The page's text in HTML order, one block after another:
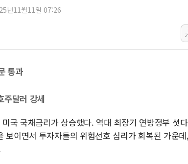
[사진] 이슬람 수니파 3개국, 공동방위협정 체
뉴욕증시 개장 전 특징주...아틀라시안·클라
년11월11일 07:26
통과
주달러 강세
국 국채금리가 상승했다. 역대 최장기 연방정부 셧
이면서 투자자들의 위험선호 심리가 회복된 가운